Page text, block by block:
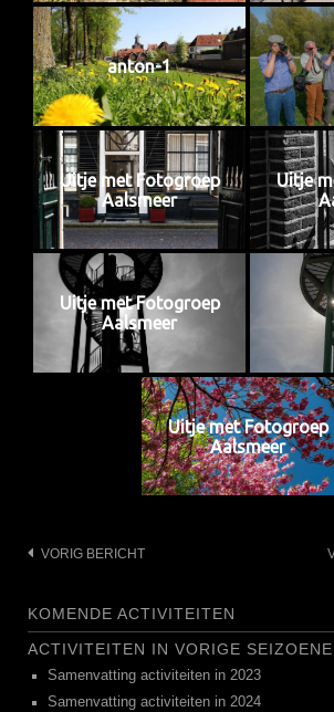
anton-1
Uitje met Fotogroep
Aalsmeer
Uitje
Uitje met Fotogroep
Aalsmeer
Uitje met Fotogroep
Aalsmeer
Bericht
VORIG BERICHT
KOMENDE ACTIVITEITEN
ACTIVITEITEN IN VORIGE
Samenvatting activiteiten in 2023
Samenvatting activiteiten in 2024